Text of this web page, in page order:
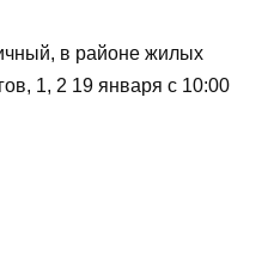
в районе жилых
1, 2 19 января с 10:00